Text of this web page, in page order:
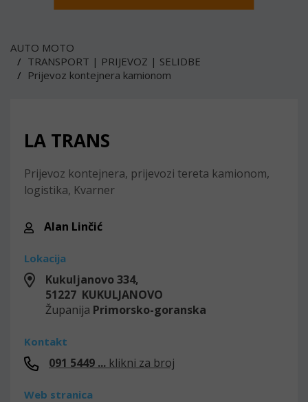
AUTO MOTO
TRANSPORT | PRIJEVOZ | SELIDBE
Prijevoz kontejnera kamionom
LA TRANS
Prijevoz kontejnera, prijevozi tereta kamionom,
logistika, Kvarner
Alan Linčić
Lokacija
Kukuljanovo 334,
51227 KUKULJANOVO
Županija Primorsko-goranska
Kontakt
091 5449 ... klikni za broj
Web stranica